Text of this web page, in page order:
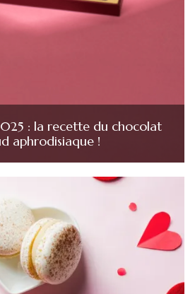
: la recette du chocolat
aphrodisiaque !